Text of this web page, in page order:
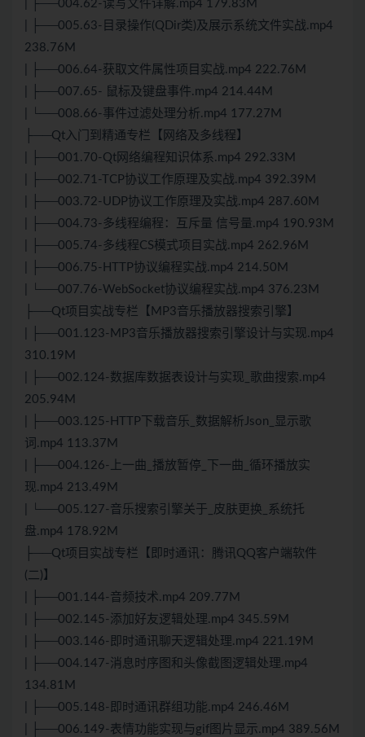
| ├──004.62-读写文件详解.mp4 179.83M
| ├──005.63-目录操作(QDir类)及展示系统文件实战.mp4
238.76M
| ├──006.64-获取文件属性项目实战.mp4 222.76M
| ├──007.65- 鼠标及键盘事件.mp4 214.44M
| └──008.66-事件过滤处理分析.mp4 177.27M
├──Qt入门到精通专栏【网络及多线程】
| ├──001.70-Qt网络编程知识体系.mp4 292.33M
| ├──002.71-TCP协议工作原理及实战.mp4 392.39M
| ├──003.72-UDP协议工作原理及实战.mp4 287.60M
| ├──004.73-多线程编程：互斥量 信号量.mp4 190.93M
| ├──005.74-多线程CS模式项目实战.mp4 262.96M
| ├──006.75- HTTP协议编程实战.mp4 214.50M
| └──007.76-WebSocket协议编程实战.mp4 376.23M
├──Qt项目实战专栏【MP3音乐播放器搜索引擎】
| ├──001.123-MP3音乐播放器搜索引擎设计与实现.mp4
310.19M
| ├──002.124-数据库数据表设计与实现_歌曲搜索.mp4
205.94M
| ├──003.125-HTTP下载音乐_数据解析Json_显示歌
词.mp4 113.37M
| ├──004.126-上一曲_播放暂停_下一曲_循环播放实
现.mp4 213.49M
| └──005.127-音乐搜索引擎关于_皮肤更换_系统托
盘.mp4 178.92M
├──Qt项目实战专栏【即时通讯：腾讯QQ客户端软件
(二)】
| ├──001.144-音频技术.mp4 209.77M
| ├──002.145-添加好友逻辑处理.mp4 345.59M
| ├──003.146-即时通讯聊天逻辑处理.mp4 221.19M
| ├──004.147-消息时序图和头像截图逻辑处理.mp4
134.81M
| ├──005.148-即时通讯群组功能.mp4 246.46M
| ├──006.149-表情功能实现与gif图片显示.mp4 389.56M